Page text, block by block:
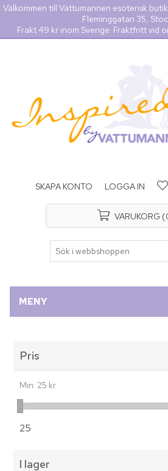
Välkommen till Vattumannen esoterisk
Fleminggatan 35,
Frakt 49 kr inom Sverige. Fraktfritt vid
SKAPA KONTO LOGGA IN
VARUKORG
MENY
Pris
Min: 25 kr
25
I lager